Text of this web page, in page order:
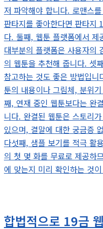
저 파악해야 합니다. 로맨스
판타지를 좋아한다면 판타지
다. 둘째, 웹툰 플랫폼에서 제
대부분의 플랫폼은 사용자의
의 웹툰을 추천해 줍니다. 셋
참고하는 것도 좋은 방법입
툰의 내용이나 그림체, 분위
째, 연재 중인 웹툰보다는 완
니다. 완결된 웹툰은 스토리
있으며, 결말에 대한 궁금증
다섯째, 샘플 보기를 적극 활
의 첫 몇 화를 무료로 제공하
에 맞는지 미리 확인하는 것
합법적으로 19금